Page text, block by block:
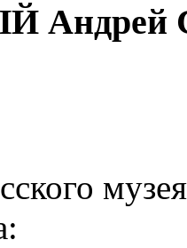
музея